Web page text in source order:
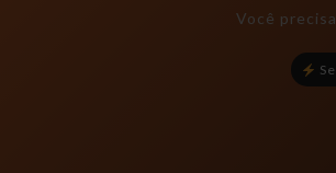
Você